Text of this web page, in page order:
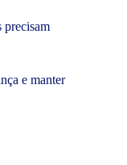
precisam
e manter